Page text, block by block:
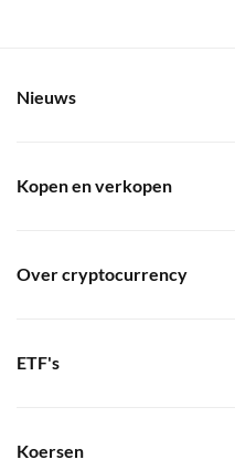
Nieuws
Kopen en verkopen
Over cryptocurrency
ETF's
Koersen